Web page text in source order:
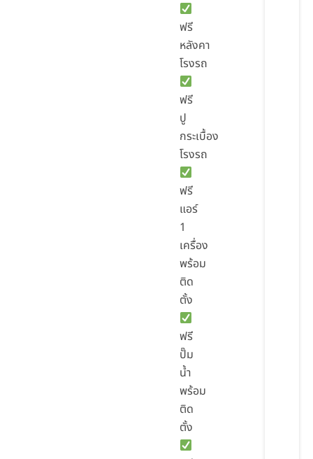
ฟรี
หลังคา
โรงรถ
ฟรี
ปู
กระเบื้อง
โรงรถ
ฟรี
แอร์
1
เครื่อง
พร้อม
ติด
ตั้ง
ฟรี
ปั๊ม
น้ำ
พร้อม
ติด
ตั้ง